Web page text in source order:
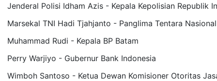
Jenderal Polisi Idham Azis - Kepala Kepolisian Republik
Marsekal TNI Hadi Tjahjanto - Panglima Tentara
Muhammad Rudi - Kepala BP Batam
Perry Warjiyo - Gubernur Bank Indonesia
Wimboh Santoso - Ketua Dewan Komisioner Otoritas